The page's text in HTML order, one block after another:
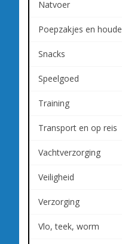
Natvoer
Poepzakjes en
Snacks
Speelgoed
Training
Transport en op reis
Vachtverzorging
Veiligheid
Verzorging
Vlo, teek, worm